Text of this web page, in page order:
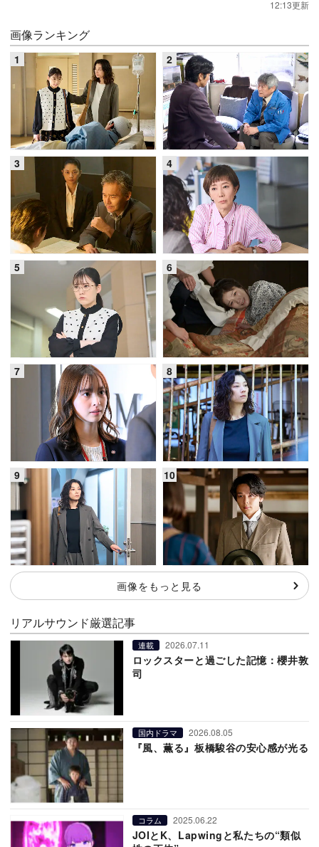
12:13更新
画像ランキング
画像をもっと見る
リアルサウンド厳選記事
連載 2026.07.11
ロックスターと過ごした記憶：櫻井敦
司
国内ドラマ 2026.08.05
『風、薫る』板橋駿谷の安心感が光る
コラム 2025.06.22
JOIとK、Lapwingと私たちの“類似